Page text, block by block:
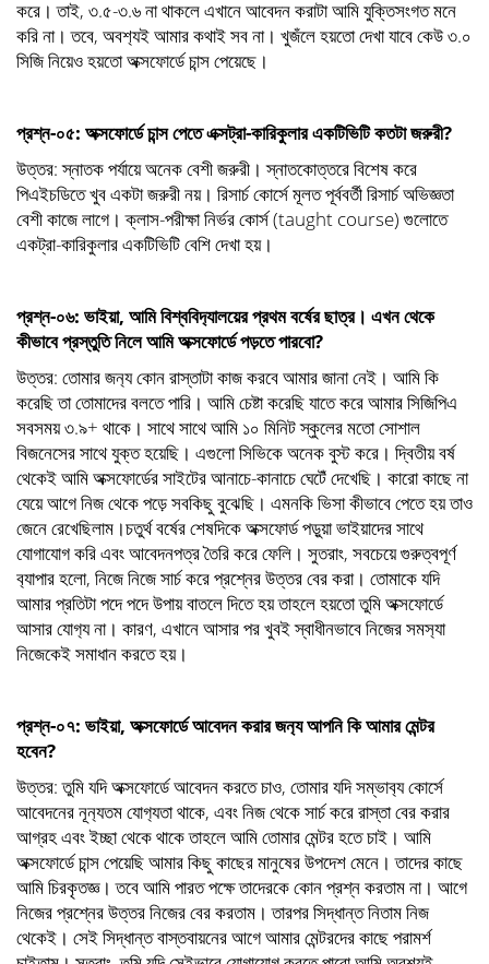
করে। তাই, ৩.৫-৩.৬ না থাকলে এখানে আবেদন করাটা আমি যুক্তিসংগত মনে
করি না। তবে, অবশ‍্যই আমার কথাই সব না। খুজঁলে হয়তো দেখা যাবে কেউ ৩.০
সিজি নিয়েও হয়তো অক্সফোর্ডে চান্স পেয়েছে।
প্রশ্ন-০৫: অক্সফোর্ডে চান্স পেতে এক্সট্রা-কারিকুলার একটিভিটি কতটা জরুরী?
উত্তর: স্নাতক পর্যায়ে অনেক বেশী জরুরী। স্নাতকোত্তরে বিশেষ করে
পিএইচডিতে খুব একটা জরুরী নয়। রিসার্চ কোর্সে মূলত পূর্ববর্তী রিসার্চ অভিজ্ঞতা
বেশী কাজে লাগে। ক্লাস-পরীক্ষা নির্ভর কোর্স (taught course) গুলোতে
একট্রা-কারিকুলার একটিভিটি বেশি দেখা হয়।
প্রশ্ন-০৬: ভাইয়া, আমি বিশ্ববিদ‍্যালয়ের প্রথম বর্ষের ছাত্র। এখন থেকে
কীভাবে প্রস্তুতি নিলে আমি অক্সফোর্ডে পড়তে পারবো?
উত্তর: তোমার জন‍্য কোন রাস্তাটা কাজ করবে আমার জানা নেই। আমি কি
করেছি তা তোমাদের বলতে পারি। আমি চেষ্টা করেছি যাতে করে আমার সিজিপিএ
সবসময় ৩.৯+ থাকে। সাথে সাথে আমি ১০ মিনিট স্কুলের মতো সোশাল
বিজনেসের সাথে যুক্ত হয়েছি। এগুলো সিভিকে অনেক বুস্ট করে। দ্বিতীয় বর্ষ
থেকেই আমি অক্সফোর্ডের সাইটের আনাচে-কানাচে ঘেটেঁ দেখেছি। কারো কাছে না
যেয়ে আগে নিজ থেকে পড়ে সবকিছু বুঝেছি। এমনকি ভিসা কীভাবে পেতে হয় তাও
জেনে রেখেছিলাম।চতুর্থ বর্ষের শেষদিকে অক্সফোর্ড পড়ুয়া ভাইয়াদের সাথে
যোগাযোগ করি এবং আবেদনপত্র তৈরি করে ফেলি। সুতরাং, সবচেয়ে গুরুত্বপূর্ণ
ব‍্যাপার হলো, নিজে নিজে সার্চ করে প্রশ্নের উত্তর বের করা। তোমাকে যদি
আমার প্রতিটা পদে পদে উপায় বাতলে দিতে হয় তাহলে হয়তো তুমি অক্সফোর্ডে
আসার যোগ‍্য না। কারণ, এখানে আসার পর খুবই স্বাধীনভাবে নিজের সমস‍্যা
নিজেকেই সমাধান করতে হয়।
প্রশ্ন-০৭: ভাইয়া, অক্সফোর্ডে আবেদন করার জন‍্য আপনি কি আমার মেন্টর
হবেন?
উত্তর: তুমি যদি অক্সফোর্ডে আবেদন করতে চাও, তোমার যদি সম্ভাব‍্য কোর্সে
আবেদনের নূন‍্যতম যোগ‍্যতা থাকে, এবং নিজ থেকে সার্চ করে রাস্তা বের করার
আগ্রহ এবং ইচ্ছা থেকে থাকে তাহলে আমি তোমার মেন্টর হতে চাই। আমি
অক্সফোর্ডে চান্স পেয়েছি আমার কিছু কাছের মানুষের উপদেশ মেনে। তাদের কাছে
আমি চিরকৃতজ্ঞ। তবে আমি পারত পক্ষে তাদেরকে কোন প্রশ্ন করতাম না। আগে
নিজের প্রশ্নের উত্তর নিজের বের করতাম। তারপর সিদ্ধান্ত নিতাম নিজ
থেকেই। সেই সিদ্ধান্ত বাস্তবায়নের আগে আমার মেন্টরদের কাছে পরামর্শ